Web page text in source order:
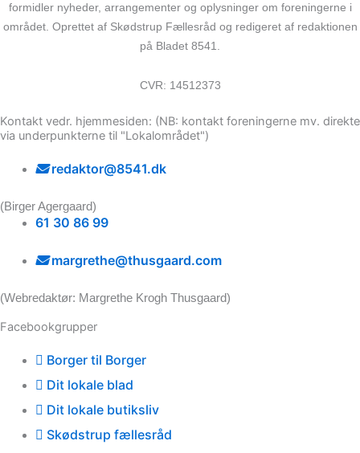
formidler nyheder, arrangementer og oplysninger om foreningerne i
området. Oprettet af Skødstrup Fællesråd og redigeret af redaktionen
på Bladet 8541.
CVR: 14512373
Kontakt vedr. hjemmesiden: (NB: kontakt foreningerne mv. direkte
via underpunkterne til "Lokalområdet")
redaktor@8541.dk
(Birger Agergaard)
61 30 86 99
margrethe@thusgaard.com
(Webredaktør: Margrethe Krogh Thusgaard)
Facebookgrupper
Borger til Borger
Dit lokale blad
Dit lokale butiksliv
Skødstrup fællesråd